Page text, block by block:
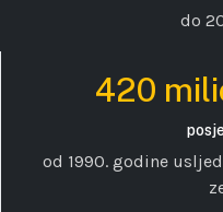
do
420
od 1990. godine